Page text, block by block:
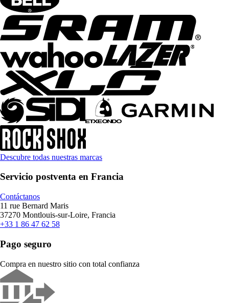
Descubre todas nuestras marcas
Servicio postventa en Francia
Contáctanos
11 rue Bernard Maris
37270 Montlouis-sur-Loire, Francia
+33 1 86 47 62 58
Pago seguro
Compra en nuestro sitio con total confianza